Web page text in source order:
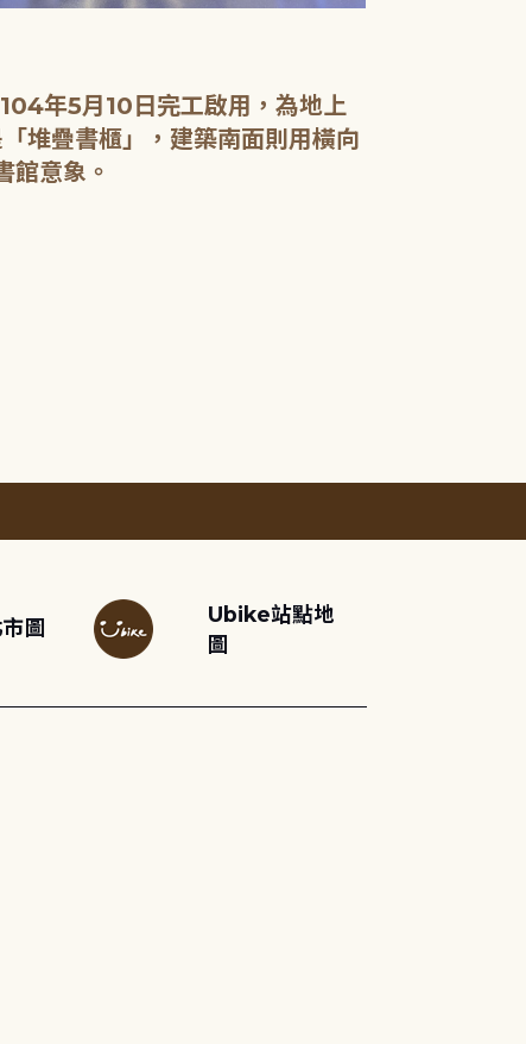
年5月10日完工啟用，為地上
堆疊書櫃」，建築南面則用橫向
館意象。
圖
Ubike站點地
圖